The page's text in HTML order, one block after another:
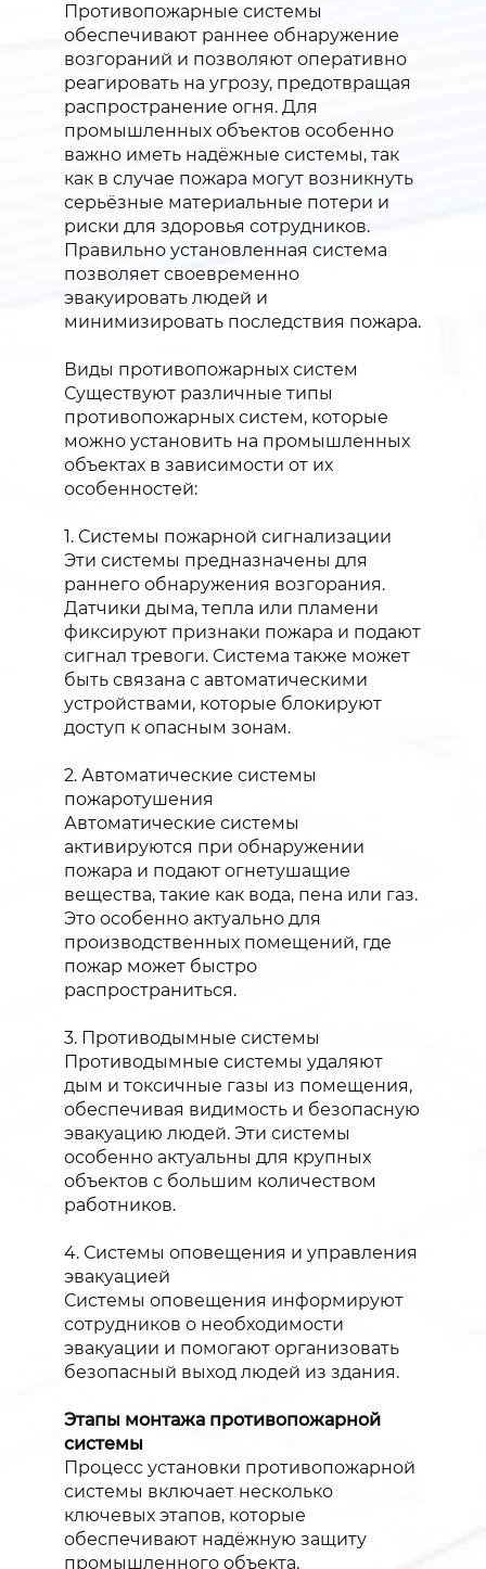
Противопожарные системы
обеспечивают раннее обнаружение
возгораний и позволяют оперативно
реагировать на угрозу, предотвращая
распространение огня. Для
промышленных объектов особенно
важно иметь надёжные системы, так
как в случае пожара могут возникнуть
серьёзные материальные потери и
риски для здоровья сотрудников.
Правильно установленная система
позволяет своевременно
эвакуировать людей и
минимизировать последствия пожара.
Виды противопожарных систем
Существуют различные типы
противопожарных систем, которые
можно установить на промышленных
объектах в зависимости от их
особенностей:
1. Системы пожарной сигнализации
Эти системы предназначены для
раннего обнаружения возгорания.
Датчики дыма, тепла или пламени
фиксируют признаки пожара и подают
сигнал тревоги. Система также может
быть связана с автоматическими
устройствами, которые блокируют
доступ к опасным зонам.
2. Автоматические системы
пожаротушения
Автоматические системы
активируются при обнаружении
пожара и подают огнетушащие
вещества, такие как вода, пена или газ.
Это особенно актуально для
производственных помещений, где
пожар может быстро
распространиться.
3. Противодымные системы
Противодымные системы удаляют
дым и токсичные газы из помещения,
обеспечивая видимость и безопасную
эвакуацию людей. Эти системы
особенно актуальны для крупных
объектов с большим количеством
работников.
4. Системы оповещения и управления
эвакуацией
Системы оповещения информируют
сотрудников о необходимости
эвакуации и помогают организовать
безопасный выход людей из здания.
Этапы монтажа противопожарной
системы
Процесс установки противопожарной
системы включает несколько
ключевых этапов, которые
обеспечивают надёжную защиту
промышленного объекта.